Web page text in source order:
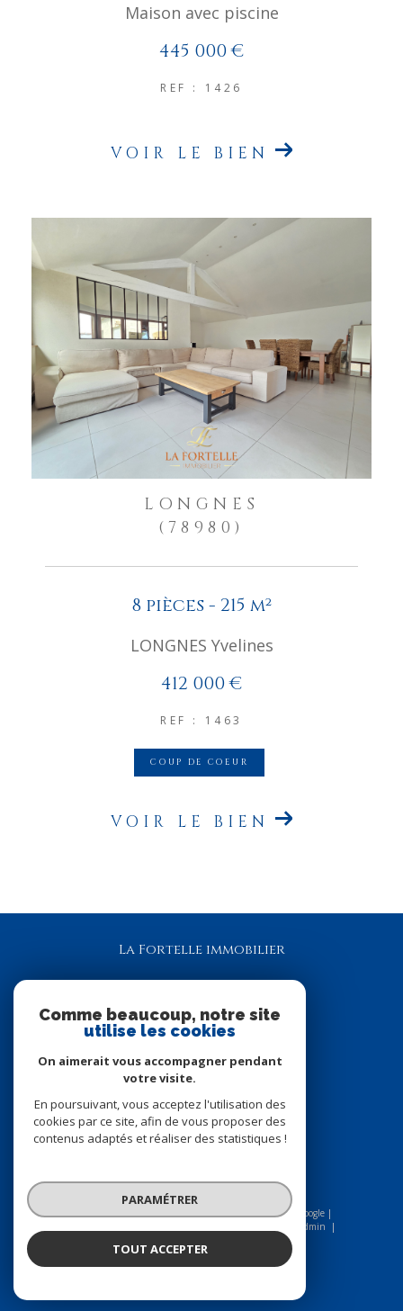
Maison avec piscine
445 000 €
REF : 1426
VOIR LE BIEN
LONGNES
(78980)
8 pièces - 215 m²
LONGNES Yvelines
412 000 €
REF : 1463
COUP DE COEUR
VOIR LE BIEN
La Fortelle immobilier
lafortelle.immo@gmail.com
6 rue des Clos Vallées
NOUS SUIVRE SUR
© 2026 | Tous droits réservés | Traduction powered by Google |
Admin
Cookies
Comme beaucoup, notre site
utilise les cookies
On aimerait vous accompagner pendant
votre visite.
En poursuivant, vous acceptez l'utilisation des
cookies par ce site, afin de vous proposer des
contenus adaptés et réaliser des statistiques !
PARAMÉTRER
TOUT ACCEPTER